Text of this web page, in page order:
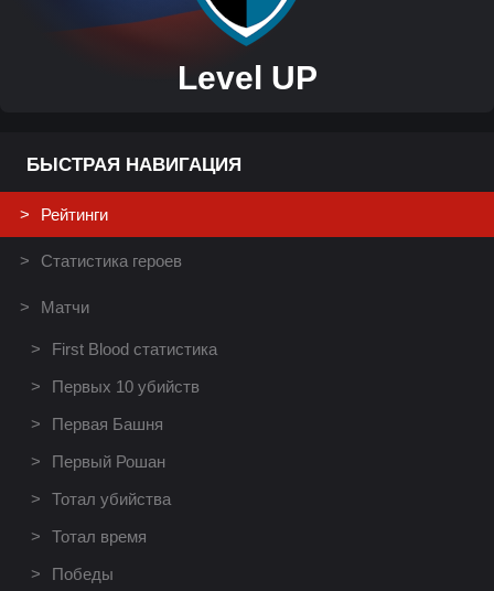
Level UP
БЫСТРАЯ НАВИГАЦИЯ
Рейтинги
Статистика героев
Матчи
First Blood статистика
Первых 10 убийств
Первая Башня
Первый Рошан
Тотал убийства
Тотал время
Победы